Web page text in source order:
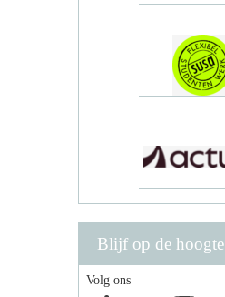
Blijf op de hoogte
Volg ons